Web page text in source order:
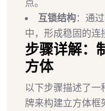
点。
互锁结构：通
中，形成稳固的连
步骤详解：
方体
以下步骤描述了一
牌来构建立方体框